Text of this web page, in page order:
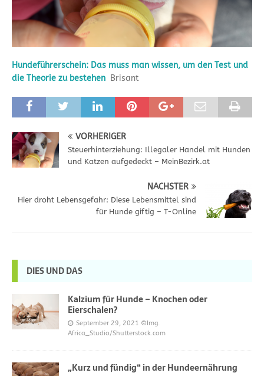
Hundeführerschein: Das muss man wissen, um den Test und
die Theorie zu bestehen Brisant
VORHERIGER
Steuerhinterziehung: Illegaler Handel mit Hunden
und Katzen aufgedeckt – MeinBezirk.at
NÄCHSTER
Hier droht Lebensgefahr: Diese Lebensmittel sind
für Hunde giftig – T-Online
DIES UND DAS
Kalzium für Hunde – Knochen oder
Eierschalen?
September 29, 2021 ©Img.
Africa_Studio/Shutterstock.com
„Kurz und fündig“ in der Hundeernährung